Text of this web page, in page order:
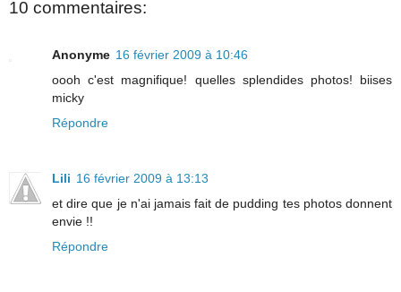
10 commentaires:
Anonyme 16 février 2009 à 10:46
oooh c'est magnifique! quelles splendides photos! biises
micky
Répondre
Lili 16 février 2009 à 13:13
et dire que je n'ai jamais fait de pudding tes photos donnent
envie !!
Répondre